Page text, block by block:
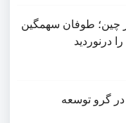
طوفان سهمگین
درنوردید
در گرو توسعه